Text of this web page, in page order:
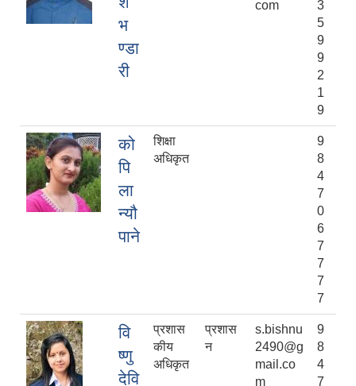
भ
ण्डा
री
com
3
5
9
9
2
1
9
को
पि
ला
न्यौ
पाने
शिक्षा
अधिकृत
9
8
4
7
0
6
7
7
7
7
वि
ष्णु
देवि
प्रशास
कीय
अधिकृत
प्रशास
न
s.bishnu
2490@g
mail.co
m
9
8
4
7